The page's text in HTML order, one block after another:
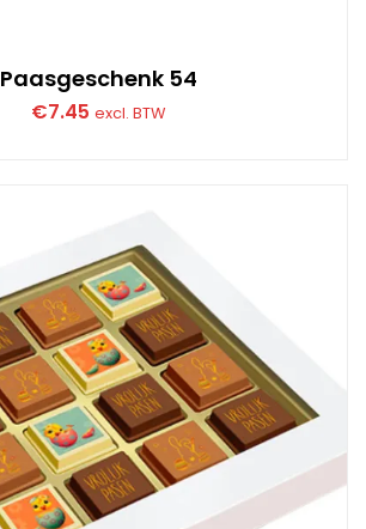
Paasgeschenk 54
€7.45 excl. BTW